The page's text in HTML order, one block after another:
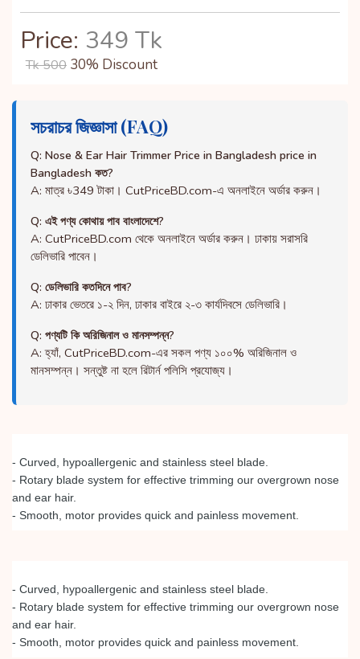
Price: 349 Tk
Tk 500 30% Discount
সচরাচর জিজ্ঞাসা (FAQ)
Q: Nose & Ear Hair Trimmer Price in Bangladesh price in
Bangladesh কত?
A: মাত্র ৳349 টাকা। CutPriceBD.com-এ অনলাইনে অর্ডার করুন।
Q: এই পণ্য কোথায় পাব বাংলাদেশে?
A: CutPriceBD.com থেকে অনলাইনে অর্ডার করুন। ঢাকায় সরাসরি
ডেলিভারি পাবেন।
Q: ডেলিভারি কতদিনে পাব?
A: ঢাকার ভেতরে ১-২ দিন, ঢাকার বাইরে ২-৩ কার্যদিবসে ডেলিভারি।
Q: পণ্যটি কি অরিজিনাল ও মানসম্পন্ন?
A: হ্যাঁ, CutPriceBD.com-এর সকল পণ্য ১০০% অরিজিনাল ও
মানসম্পন্ন। সন্তুষ্ট না হলে রিটার্ন পলিসি প্রযোজ্য।
- Curved, hypoallergenic and stainless steel blade.
- Rotary blade system for effective trimming our overgrown nose
and ear hair.
- Smooth, motor provides quick and painless movement.
- Curved, hypoallergenic and stainless steel blade.
- Rotary blade system for effective trimming our overgrown nose
and ear hair.
- Smooth, motor provides quick and painless movement.